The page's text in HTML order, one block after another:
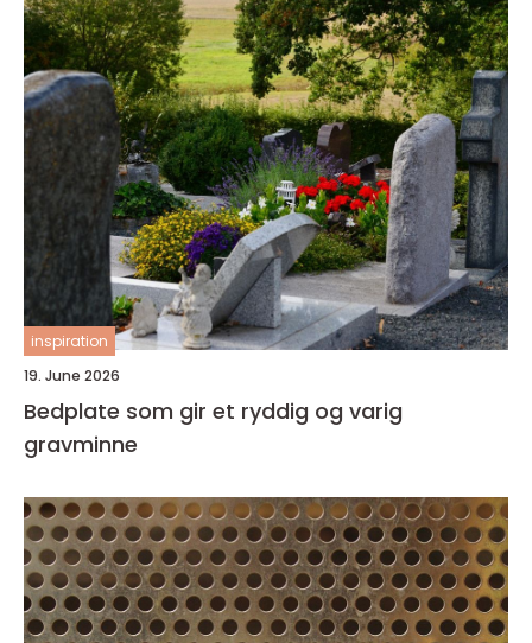
inspiration
19. June 2026
Bedplate som gir et ryddig og varig
gravminne